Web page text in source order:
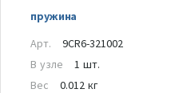
пружина
Арт.
9CR6-321002
В узле
1 шт.
Вес
0.012 кг